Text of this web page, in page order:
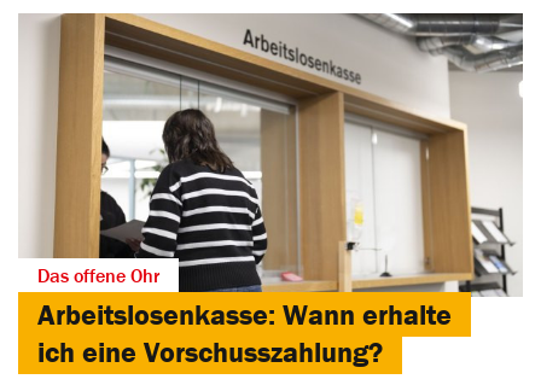
Das offene Ohr
Arbeitslosenkasse: Wann erhalte
ich eine Vorschusszahlung?